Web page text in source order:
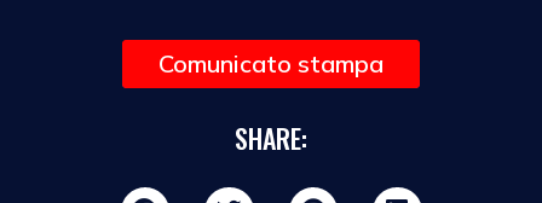
Comunicato stampa
SHARE: